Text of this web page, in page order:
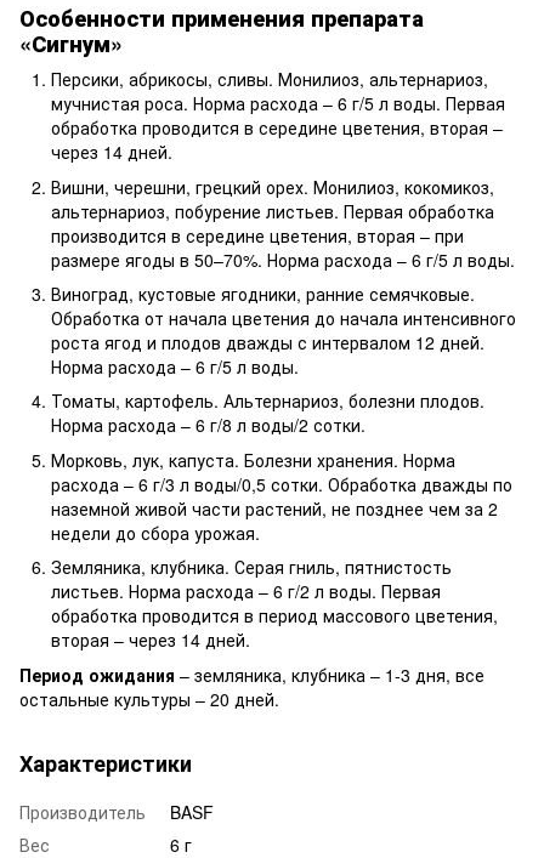
Особенности применения препарата
«Сигнум»
Персики, абрикосы, сливы. Монилиоз, альтернариоз,
мучнистая роса. Норма расхода – 6 г/5 л воды. Первая
обработка проводится в середине цветения, вторая –
через 14 дней.
Вишни, черешни, грецкий орех. Монилиоз, кокомикоз,
альтернариоз, побурение листьев. Первая обработка
производится в середине цветения, вторая – при
размере ягоды в 50–70%. Норма расхода – 6 г/5 л воды.
Виноград, кустовые ягодники, ранние семячковые.
Обработка от начала цветения до начала интенсивного
роста ягод и плодов дважды с интервалом 12 дней.
Норма расхода – 6 г/5 л воды.
Томаты, картофель. Альтернариоз, болезни плодов.
Норма расхода – 6 г/8 л воды/2 сотки.
Морковь, лук, капуста. Болезни хранения. Норма
расхода – 6 г/3 л воды/0,5 сотки. Обработка дважды по
наземной живой части растений, не позднее чем за 2
недели до сбора урожая.
Земляника, клубника. Серая гниль, пятнистость
листьев. Норма расхода – 6 г/2 л воды. Первая
обработка проводится в период массового цветения,
вторая – через 14 дней.
Период ожидания – земляника, клубника – 1-3 дня, все
остальные культуры – 20 дней.
Характеристики
Производитель
BASF
Вес
6 г